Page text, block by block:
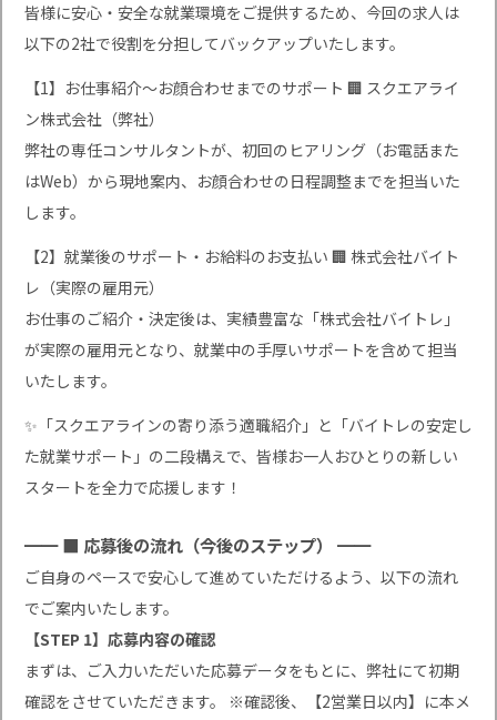
皆様に安心・安全な就業環境をご提供するため、今回の求人は
以下の2社で役割を分担してバックアップいたします。
【1】お仕事紹介〜お顔合わせまでのサポート 🏢 スクエアライ
ン株式会社（弊社）
弊社の専任コンサルタントが、初回のヒアリング（お電話また
はWeb）から現地案内、お顔合わせの日程調整までを担当いた
します。
【2】就業後のサポート・お給料のお支払い 🏢 株式会社バイト
レ（実際の雇用元）
お仕事のご紹介・決定後は、実績豊富な「株式会社バイトレ」
が実際の雇用元となり、就業中の手厚いサポートを含めて担当
いたします。
✨「スクエアラインの寄り添う適職紹介」と「バイトレの安定し
た就業サポート」の二段構えで、皆様お一人おひとりの新しい
スタートを全力で応援します！
━━ ■ 応募後の流れ（今後のステップ） ━━
ご自身のペースで安心して進めていただけるよう、以下の流れ
でご案内いたします。
【STEP 1】応募内容の確認
まずは、ご入力いただいた応募データをもとに、弊社にて初期
確認をさせていただきます。 ※確認後、【2営業日以内】に本メ